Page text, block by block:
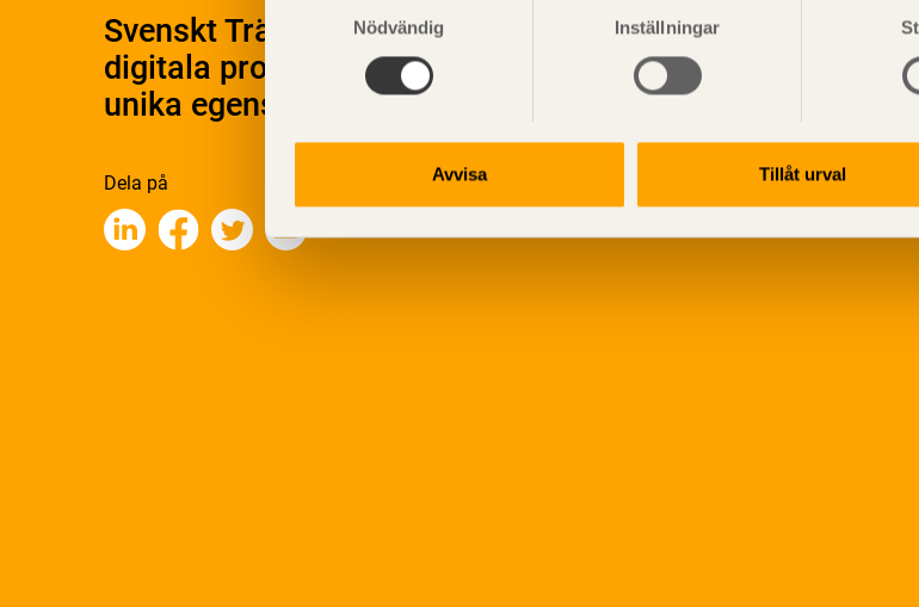
Nödvändig
Inställningar
Avvisa Tillåt urval
Svenskt Träs Produktkatalog är svensk sågverksnärings
digitala produktkatalog för att beskriva träprodukter och
unika egenskaper.
Dela på